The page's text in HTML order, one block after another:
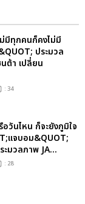
มีทุกคนก็คงไม่มี
ประมวล
ต้า เปลี่ยน
: 34
อวันไหน ก็จะยังภูมิใจ
แจบอม&QUOT;
ะมวลภาพ JA...
: 28